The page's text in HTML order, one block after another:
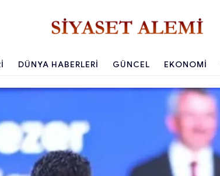
DÜNYA HABERLERI GÜNCEL EKONOMI